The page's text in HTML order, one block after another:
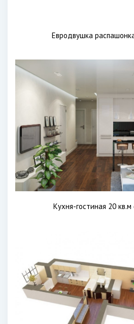
Евродвушка
Кухня-гостиная 20